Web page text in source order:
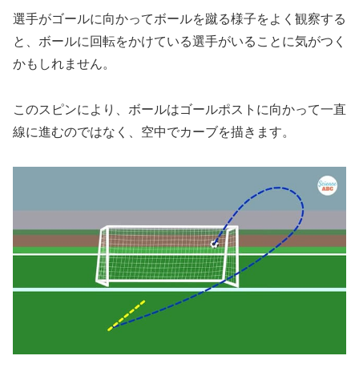
選手がゴールに向かってボールを蹴る様子をよく観察する
と、ボールに回転をかけている選手がいることに気がつく
かもしれません。
このスピンにより、ボールはゴールポストに向かって一直
線に進むのではなく、空中でカーブを描きます。